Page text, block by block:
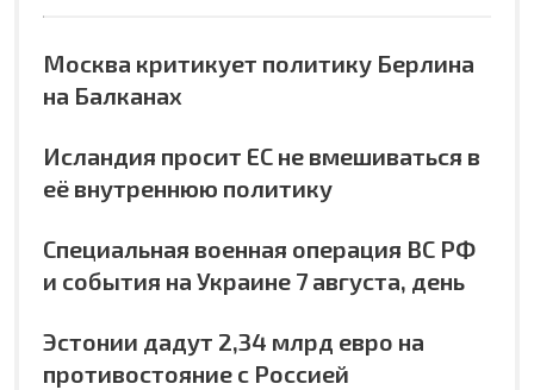
Москва критикует политику Берлина
на Балканах
Исландия просит ЕС не вмешиваться в
её внутреннюю политику
Специальная военная операция ВС РФ
и события на Украине 7 августа, день
Эстонии дадут 2,34 млрд евро на
противостояние с Россией